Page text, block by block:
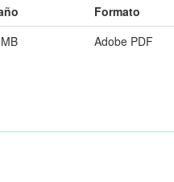
Formato
Adobe PDF